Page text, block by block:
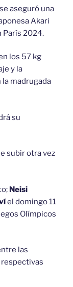
se aseguró una
Akari
París 2024.
los 57 kg
y la
madrugada
su
subir otra vez
Neisi
el domingo 11
Olímpicos
las
respectivas